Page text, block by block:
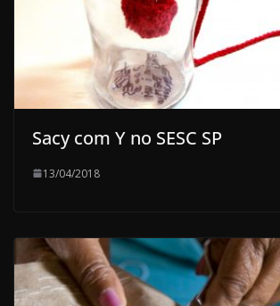
Sacy com Y no SESC SP
13/04/2018